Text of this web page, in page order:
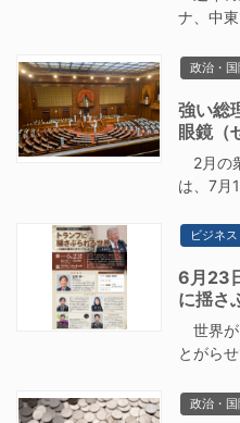
ナ、中
政治・
強い総
眼鏡（
2月の
は、7月
ビジネス
6月23
に揺さ
世界が
とがら
政治・